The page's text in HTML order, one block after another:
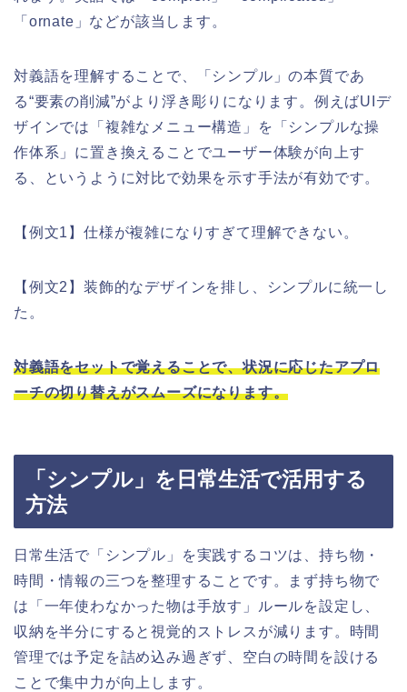
「ornate」などが該当します。
対義語を理解することで、「シンプル」の本質であ
る“要素の削減”がより浮き彫りになります。例えばUIデ
ザインでは「複雑なメニュー構造」を「シンプルな操
作体系」に置き換えることでユーザー体験が向上す
る、というように対比で効果を示す手法が有効です。
【例文1】仕様が複雑になりすぎて理解できない。
【例文2】装飾的なデザインを排し、シンプルに統一し
た。
対義語をセットで覚えることで、状況に応じたアプロ
ーチの切り替えがスムーズになります。
「シンプル」を日常生活で活用する
方法
日常生活で「シンプル」を実践するコツは、持ち物・
時間・情報の三つを整理することです。まず持ち物で
は「一年使わなかった物は手放す」ルールを設定し、
収納を半分にすると視覚的ストレスが減ります。時間
管理では予定を詰め込み過ぎず、空白の時間を設ける
ことで集中力が向上します。